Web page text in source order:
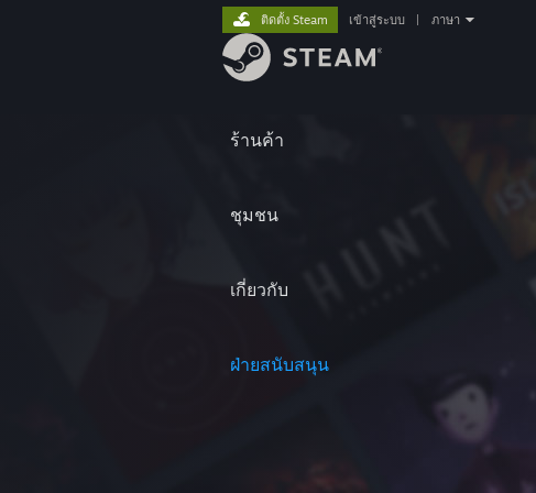
ร้านค้า
ชุมชน
เกี่ยวกับ
ฝ่ายสนับสนุน
ติดตั้ง Steam เข้าสู่ระบบ ภาษา